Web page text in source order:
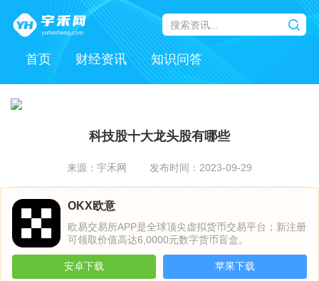
首页 财经资讯 知识问答
科技股十大龙头股有哪些
来源：宇禾网 发布时间：2023-09-29
OKX欧意
欧易交易所APP是全球顶尖虚拟货币交易平台；新注册
可领取价值高达6,0000元数字货币盲盒。
安卓下载 苹果下载